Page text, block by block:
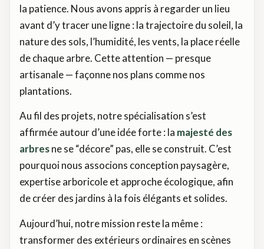
la patience. Nous avons appris à regarder un lieu
avant d’y tracer une ligne : la trajectoire du soleil, la
nature des sols, l’humidité, les vents, la place réelle
de chaque arbre. Cette attention — presque
artisanale — façonne nos plans comme nos
plantations.
Au fil des projets, notre spécialisation s’est
affirmée autour d’une idée forte : la majesté des
arbresne se “décore” pas, elle se construit. C’est
pourquoi nous associons conception paysagère,
expertise arboricole et approche écologique, afin
de créer des jardins à la fois élégants et solides.
Aujourd’hui, notre mission reste la même :
transformer des extérieurs ordinaires en scènes